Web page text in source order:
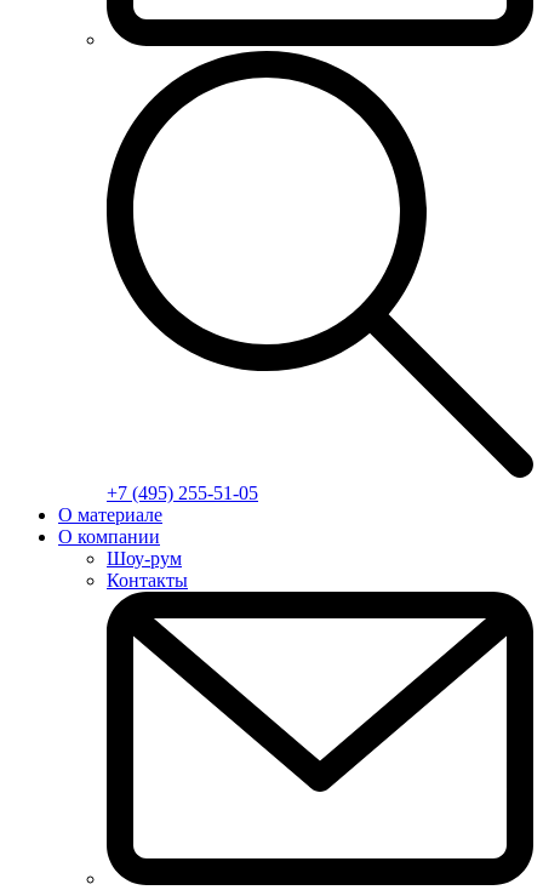
+7 (495) 255-51-05
О материале
О компании
Шоу-рум
Контакты